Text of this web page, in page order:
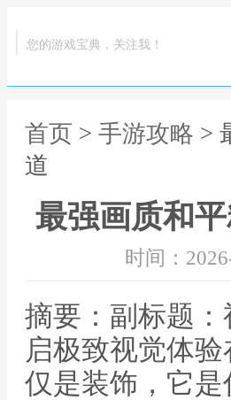
您的游戏宝典，关注我！
首页 > 手游攻略 >
道
最强画质和
时间：
摘要：副标题
启极致视觉体
仅是装饰，它